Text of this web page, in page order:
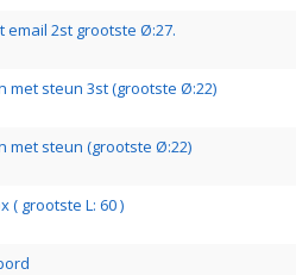
email 2st grootste Ø:27.
met steun 3st (grootste Ø:22)
met steun (grootste Ø:22)
( grootste L: 60 )